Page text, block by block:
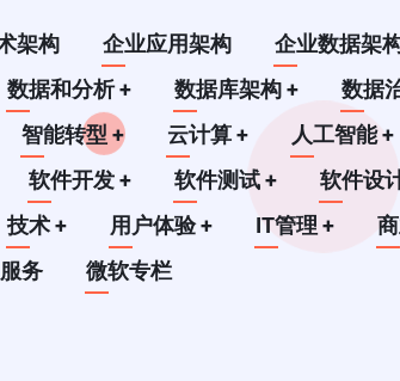
架构 企业应用架构 企业数据架
数据和分析+ 数据库架构+ 数据
智能转型+ 云计算+ 人工智能+
软件开发+ 软件测试+ 软件设
技术+ 用户体验+ IT管理+
务 微软专栏